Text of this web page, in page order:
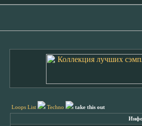
Loops List Techno take this out